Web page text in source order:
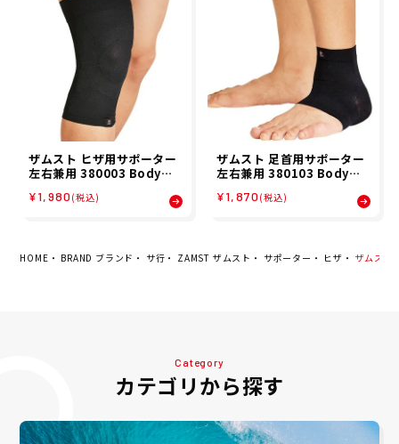
ザムスト ヒザ用サポーター
左右兼用 380003 Bodyma
¥1,980 (税込)
ザムスト 足首用サポーター
左右兼用 380103 Bodyma
¥1,870 (税込)
HOME BRAND ブランド サ行 ZAMST ザムスト サポーター ヒザ ザムスト
Category
カテゴリから探す